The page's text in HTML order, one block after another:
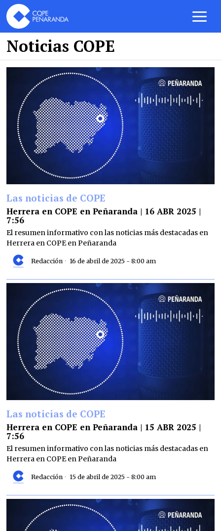
Noticias COPE
Las noticias de COPE
Herrera en COPE en Peñaranda | 16 ABR 2025 |
7:56
El resumen informativo con las noticias más destacadas en
Herrera en COPE en Peñaranda
Redacción 16 de abril de 2025 - 8:00 am
Las noticias de COPE
Herrera en COPE en Peñaranda | 15 ABR 2025 |
7:56
El resumen informativo con las noticias más destacadas en
Herrera en COPE en Peñaranda
Redacción 15 de abril de 2025 - 8:00 am